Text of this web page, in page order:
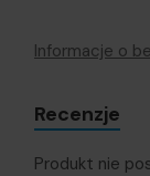
Informacje o
Recenzje
Produkt nie